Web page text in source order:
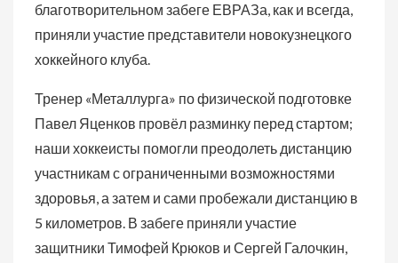
благотворительном забеге ЕВРАЗа, как и всегда,
приняли участие представители новокузнецкого
хоккейного клуба.
Тренер «Металлурга» по физической подготовке
Павел Яценков провёл разминку перед стартом;
наши хоккеисты помогли преодолеть дистанцию
участникам с ограниченными возможностями
здоровья, а затем и сами пробежали дистанцию в
5 километров. В забеге приняли участие
защитники Тимофей Крюков и Сергей Галочкин,